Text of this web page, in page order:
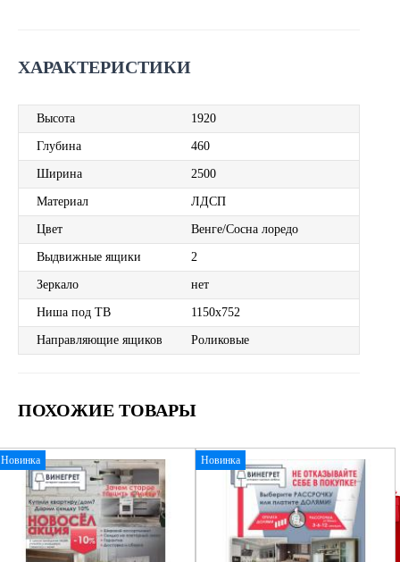
ХАРАКТЕРИСТИКИ
Высота 1920
Глубина 460
Ширина 2500
Материал ЛДСП
Цвет Венге/Сосна лоредо
Выдвижные ящики 2
Зеркало нет
Ниша под ТВ 1150х752
Направляющие ящиков Роликовые
ПОХОЖИЕ ТОВАРЫ
Новинка Новинка